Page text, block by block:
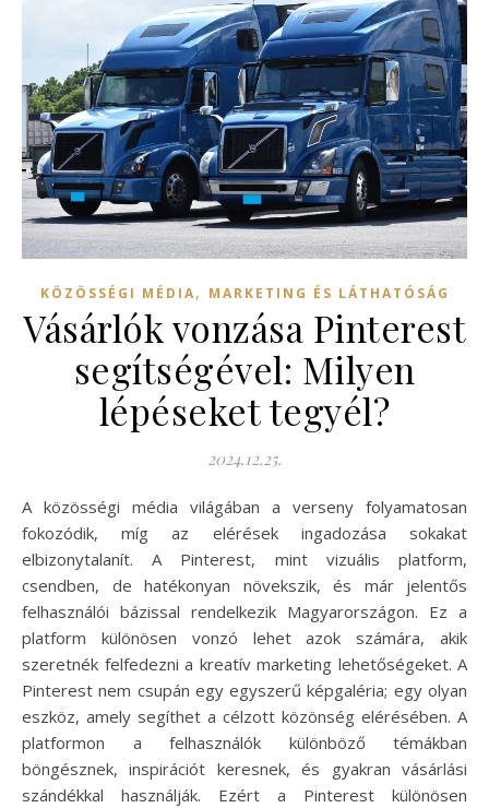
KÖZÖSSÉGI MÉDIA, MARKETING ÉS LÁTHATÓSÁG
Vásárlók vonzása Pinterest
segítségével: Milyen
lépéseket tegyél?
2024.12.25.
A közösségi média világában a verseny folyamatosan
fokozódik, míg az elérések ingadozása sokakat
elbizonytalanít. A Pinterest, mint vizuális platform,
csendben, de hatékonyan növekszik, és már jelentős
felhasználói bázissal rendelkezik Magyarországon. Ez a
platform különösen vonzó lehet azok számára, akik
szeretnék felfedezni a kreatív marketing lehetőségeket. A
Pinterest nem csupán egy egyszerű képgaléria; egy olyan
eszköz, amely segíthet a célzott közönség elérésében. A
platformon a felhasználók különböző témákban
böngésznek, inspirációt keresnek, és gyakran vásárlási
szándékkal használják. Ezért a Pinterest különösen